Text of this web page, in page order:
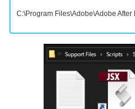
C:\Program Files\Adobe\Adobe